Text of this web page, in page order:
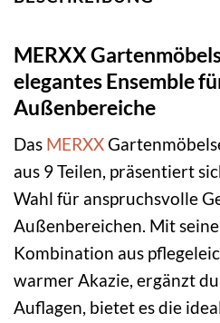
MERXX
elegantes Ensemble
Außenbereiche
Das MERXX
aus 9 Teilen, präsentiert
Wahl für anspruchsvolle
Außenbereichen. Mit
Kombination aus
warmer Akazie, ergänzt
Auflagen, bietet es die